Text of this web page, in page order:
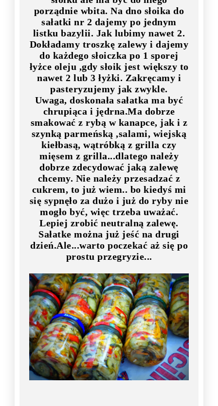
porządnie wbita. Na dno słoika do
sałatki nr 2 dajemy po jednym
listku bazylii. Jak lubimy nawet 2.
Dokładamy troszkę zalewy i dajemy
do każdego słoiczka po 1 sporej
łyżce oleju ,gdy słoik jest większy to
nawet 2 lub 3 łyżki. Zakręcamy i
pasteryzujemy jak zwykle.
Uwaga, doskonała sałatka ma być
chrupiąca i jędrna.Ma dobrze
smakować z rybą w kanapce, jak i z
szynką parmeńską ,salami, wiejską
kiełbasą, wątróbką z grilla czy
mięsem z grilla...dlatego należy
dobrze zdecydować jaką zalewę
chcemy. Nie należy przesadzać z
cukrem, to już wiem.. bo kiedyś mi
się sypnęło za dużo i już do ryby nie
mogło być, więc trzeba uważać.
Lepiej zrobić neutralną zalewę.
Sałatke można już jeść na drugi
dzień.Ale...warto poczekać aż się po
prostu przegryzie...